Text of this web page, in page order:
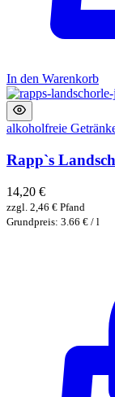
In den Warenkorb
alkoholfreie
Rapp`s
14,20 €
zzgl. 2,46 € Pfand
Grundpreis: 3.66 € / l